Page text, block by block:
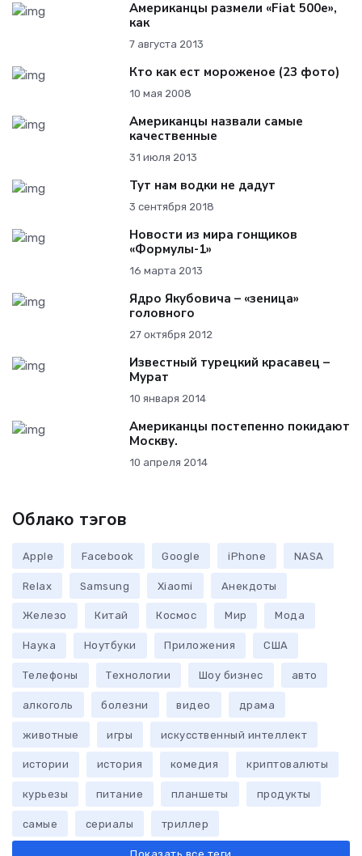
Американцы размели «Fiat 500e»,
как
7 августа 2013
Кто как ест мороженое (23 фото)
10 мая 2008
Американцы назвали самые
качественные
31 июля 2013
Тут нам водки не дадут
3 сентября 2018
Новости из мира гонщиков
«Формулы-1»
16 марта 2013
Ядро Якубовича – «зеница»
головного
27 октября 2012
Известный турецкий красавец –
Мурат
10 января 2014
Американцы постепенно покидают
Москву.
10 апреля 2014
Облако тэгов
Apple Facebook Google iPhone NASA
Relax Samsung Xiaomi Анекдоты
Железо Китай Космос Мир Мода
Наука Ноутбуки Приложения США
Телефоны Технологии Шоу бизнес авто
алкоголь болезни видео драма
животные игры искусственный интеллект
истории история комедия криптовалюты
курьезы питание планшеты продукты
самые сериалы триллер